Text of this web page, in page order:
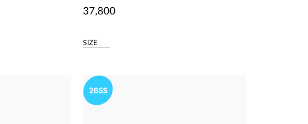
37,800
SIZE